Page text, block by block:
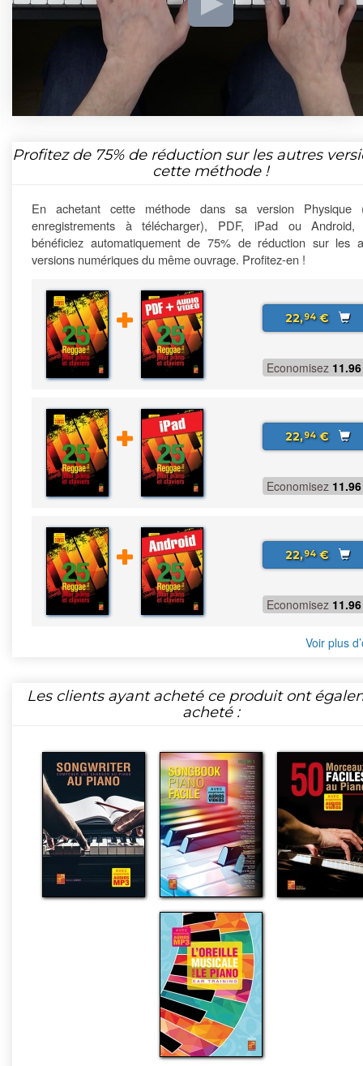
Profitez de 75%de réduction sur les autres
cette méthode !
En achetant cette méthode dans sa version Physique
enregistrements à télécharger), PDF, iPad ou Android,
bénéficiez automatiquement de 75% de réduction sur les
versions numériques du même ouvrage. Profitez-en !
22,94€
Economisez 11.96
22,94€
Economisez 11.96
22,94€
Economisez 11.96
Voir plus
Les clients ayant acheté ce produit ont
acheté :